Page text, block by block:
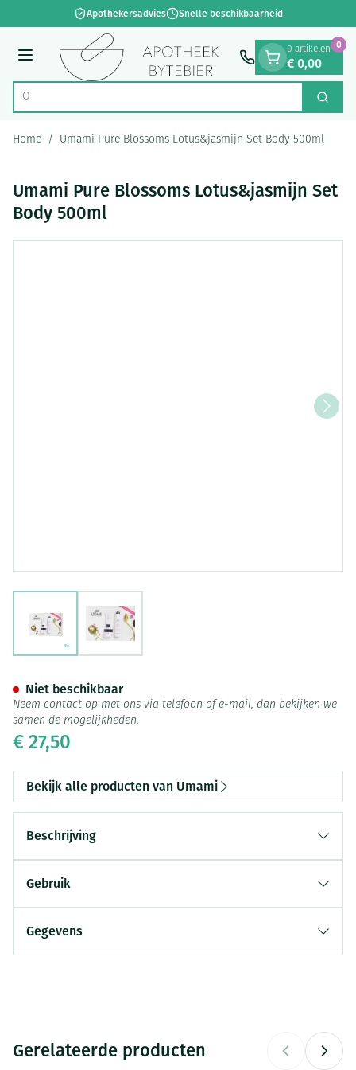
Ga naar de inhoudApothekersadvies Snelle beschikbaarheid
Menu
Product, merk, categorie...
Op zo Zoek
0 artikelen
€ 0,00
0
Home / Umami Pure Blossoms Lotus&jasmijn Set Body 500ml
Umami Pure Blossoms Lotus&jasmijn Set
Body 500ml
€ 27,50
Niet beschikbaar
Neem contact op met ons via telefoon of e-mail, dan bekijken we
samen de mogelijkheden.
Bekijk alle producten van Umami
Beschrijving
Gebruik
Gegevens
Merken Umami
Gerelateerde producten